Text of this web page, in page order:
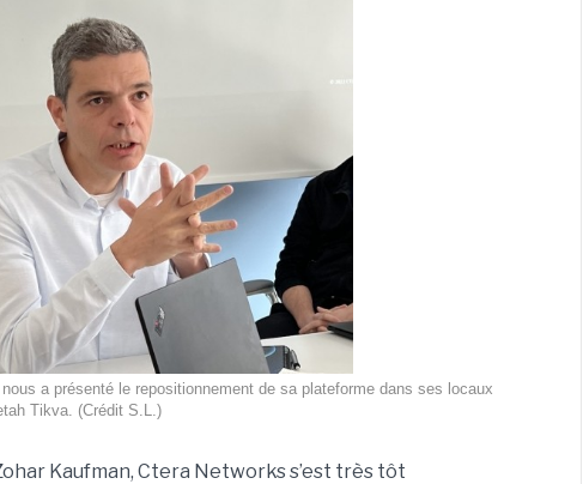
a présenté le repositionnement de sa plateforme dans ses locaux
Tikva. (Crédit S.L.)
Kaufman, Ctera Networks s’est très tôt